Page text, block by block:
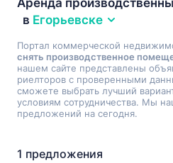
Аренда
в Егорьевске
Портал коммерческой
снять производственное
нашем сайте представлены
риелторов с проверенными
сможете выбрать лучший
условиям сотрудничества. Мы
предложений на сегодня.
1 предложения